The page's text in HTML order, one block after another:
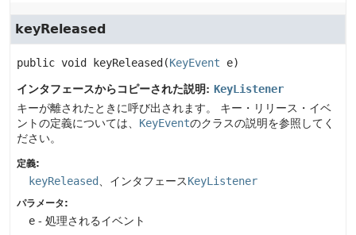
keyReleased
public void keyReleased (KeyEvent e)
インタフェースからコピーされた説明: KeyListener
キーが離されたときに呼び出されます。
キー・リリース・イベ
ントの定義については、 KeyEventのクラスの説明を参照してく
ださい。
定義:
keyReleased 、インタフェースKeyListener
パラメータ:
e - 処理されるイベント